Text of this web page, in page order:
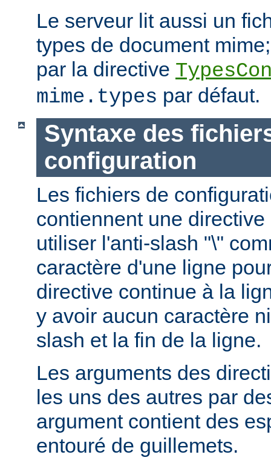
Le serveur lit aussi un
types de document
par la directive
mime.types par défaut.
Syntaxe des
configuration
Les fichiers de
contiennent une
utiliser l'anti-slash "\"
caractère d'une ligne
directive continue à la
y avoir aucun caractère
slash et la fin de la ligne.
Les arguments des
les uns des autres par
argument contient des
entouré de guillemets.